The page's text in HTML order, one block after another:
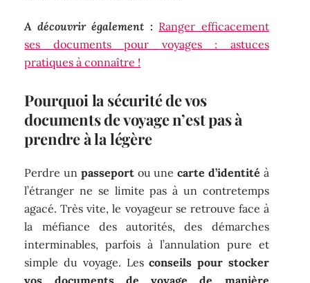
A découvrir également : Ranger efficacement
ses documents pour voyages : astuces
pratiques à connaître !
Pourquoi la sécurité de vos
documents de voyage n’est pas à
prendre à la légère
Perdre un passeportou unecarte d’identité à
l’étranger ne se limite pas à un contretemps
agacé. Très vite, le voyageur se retrouve face à
la méfiance des autorités, des démarches
interminables, parfois à l’annulation pure et
simple du voyage. Lesconseils pour stocker